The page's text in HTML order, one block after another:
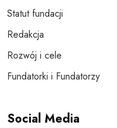
Statut fundacji
Redakcja
Rozwój i cele
Fundatorki i Fundatorzy
Social Media